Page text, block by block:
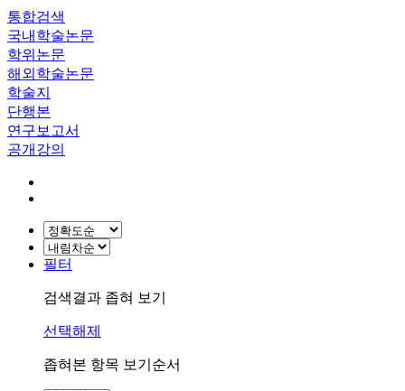
통합검색
국내학술논문
학위논문
해외학술논문
학술지
단행본
연구보고서
공개강의
필터
검색결과 좁혀 보기
선택해제
좁혀본 항목 보기순서